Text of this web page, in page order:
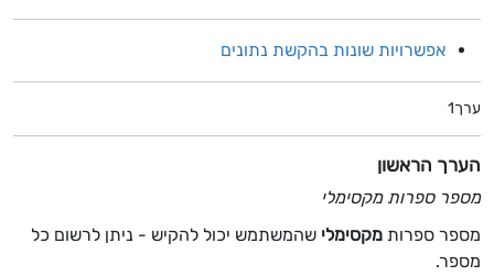
אפשרויות שונות בהקשת נתונים
ערך1
הערך הראשון
מספר ספרות מקסימלי
מספר ספרות מקסימלי שהמשתמש יכול להקיש - ניתן לרשום כל
מספר.